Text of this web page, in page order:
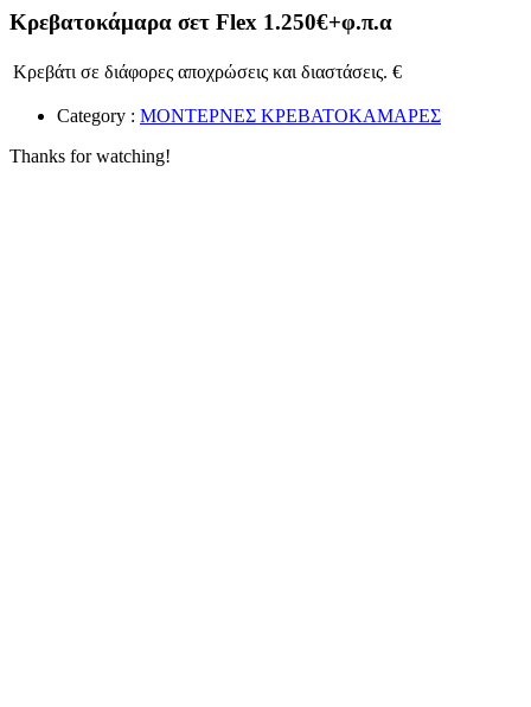
Κρεβατοκάμαρα σετ Flex 1.250€+φ.π.α
Κρεβάτι σε διάφορες αποχρώσεις και διαστάσεις. €
Category : ΜΟΝΤΕΡΝΕΣ ΚΡΕΒΑΤΟΚΑΜΑΡΕΣ
Thanks for watching!